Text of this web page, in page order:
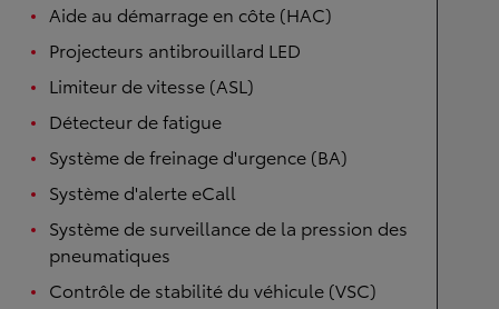
Aide au démarrage en côte (HAC)
Projecteurs antibrouillard LED
Limiteur de vitesse (ASL)
Détecteur de fatigue
Système de freinage d'urgence (BA)
Système d'alerte eCall
Système de surveillance de la pression des
pneumatiques
Contrôle de stabilité du véhicule (VSC)